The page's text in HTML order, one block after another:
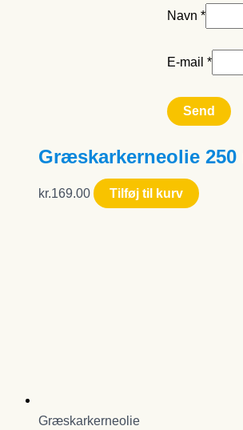
Navn *
E-mail *
Græskarkerneolie 250
kr.169.00 Tilføj til kurv
Græskarkerneolie